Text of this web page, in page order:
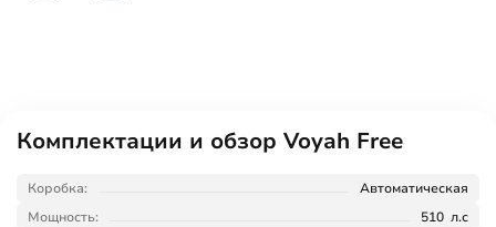
Комплектации и обзор Voyah Free
Коробка:
Автоматическая
Мощность:
510 л.с